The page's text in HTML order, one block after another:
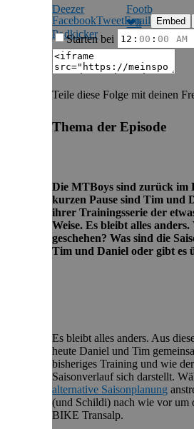
Deezer
Footb
❤ll
Podkicker
Playerfm
FacebookTweetEmail Embed
Starten bei
Teile diese Folge mit deinen
Thema der Episode
Die MTBoys sind zurück im
kurzen Pause sind Tim und
ihrer Trainingsserie der
Weise. Es bleibt alles anders.
geschehen? Was sind die
Tim und Daniel oder gibt es
Es bleibt alles anders. Aus
heute Daniel und Tim
bisheriges Training und wie
Saisonverlauf sich darstellt.
alternative Saisonplanung
(und Schildi) nach wie vor um
BIKE Transalp.